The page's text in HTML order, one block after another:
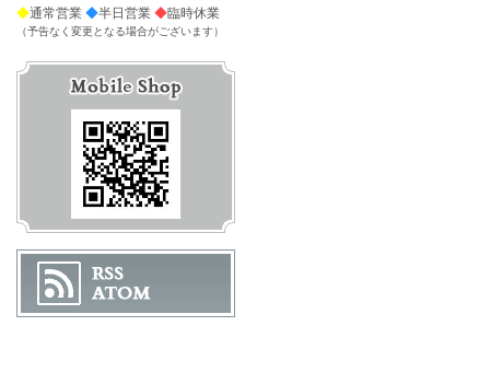
◆通常営業 ◆半日営業 ◆臨時休業
（予告なく変更となる場合がございます）